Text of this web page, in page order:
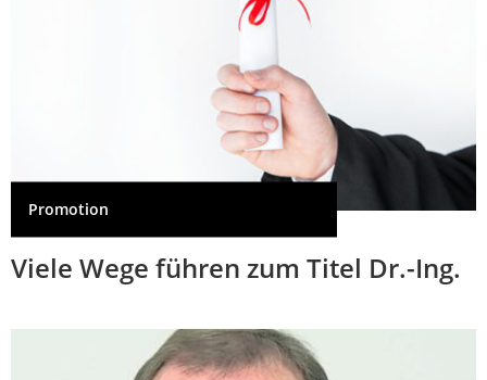
Promotion
Viele Wege führen zum Titel Dr.-Ing.